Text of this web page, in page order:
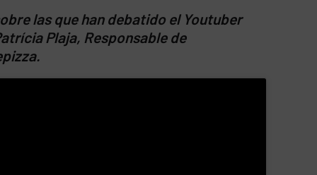
las que han debatido el Youtuber
Plaja, Responsable de